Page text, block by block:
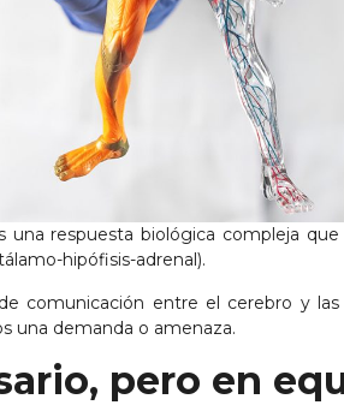
una respuesta biológica compleja
hipófisis-adrenal).
comunicación entre el cerebro y las
una demanda o amenaza.
pero en